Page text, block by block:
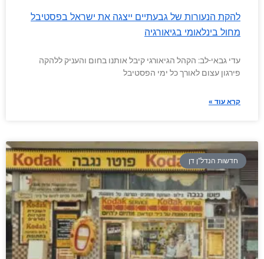
להקת הנעורות של גבעתיים ייצגה את ישראל בפסטיבל
מחול בינלאומי בגיאורגיה
עדי גבאי-לב: הקהל הגיאורגי קיבל אותנו בחום והעניק ללהקה
פירגון עצום לאורך כל ימי הפסטיבל
קרא עוד »
חדשות הנדל"ן דן